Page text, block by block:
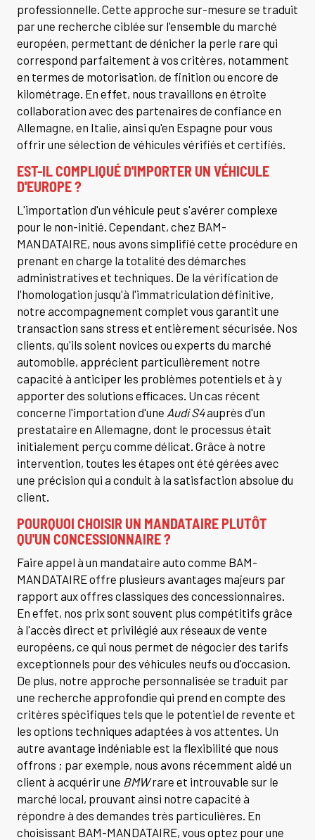
professionnelle. Cette approche sur-mesure se traduit
par une recherche ciblée sur l'ensemble du marché
européen, permettant de dénicher la perle rare qui
correspond parfaitement à vos critères, notamment
en termes de motorisation, de finition ou encore de
kilométrage. En effet, nous travaillons en étroite
collaboration avec des partenaires de confiance en
Allemagne, en Italie, ainsi qu'en Espagne pour vous
offrir une sélection de véhicules vérifiés et certifiés.
EST-IL COMPLIQUÉ D'IMPORTER UN VÉHICULE
D'EUROPE ?
L'importation d'un véhicule peut s'avérer complexe
pour le non-initié. Cependant, chez BAM-
MANDATAIRE, nous avons simplifié cette procédure en
prenant en charge la totalité des démarches
administratives et techniques. De la vérification de
l'homologation jusqu'à l'immatriculation définitive,
notre accompagnement complet vous garantit une
transaction sans stress et entièrement sécurisée. Nos
clients, qu'ils soient novices ou experts du marché
automobile, apprécient particulièrement notre
capacité à anticiper les problèmes potentiels et à y
apporter des solutions efficaces. Un cas récent
concerne l'importation d'une Audi S4auprès d'un
prestataire en Allemagne, dont le processus était
initialement perçu comme délicat. Grâce à notre
intervention, toutes les étapes ont été gérées avec
une précision qui a conduit à la satisfaction absolue du
client.
POURQUOI CHOISIR UN MANDATAIRE PLUTÔT
QU'UN CONCESSIONNAIRE ?
Faire appel à un mandataire auto comme BAM-
MANDATAIRE offre plusieurs avantages majeurs par
rapport aux offres classiques des concessionnaires.
En effet, nos prix sont souvent plus compétitifs grâce
à l'accès direct et privilégié aux réseaux de vente
européens, ce qui nous permet de négocier des tarifs
exceptionnels pour des véhicules neufs ou d'occasion.
De plus, notre approche personnalisée se traduit par
une recherche approfondie qui prend en compte des
critères spécifiques tels que le potentiel de revente et
les options techniques adaptées à vos attentes. Un
autre avantage indéniable est la flexibilité que nous
offrons ; par exemple, nous avons récemment aidé un
client à acquérir une BMWrare et introuvable sur le
marché local, prouvant ainsi notre capacité à
répondre à des demandes très particulières. En
choisissant BAM-MANDATAIRE, vous optez pour une